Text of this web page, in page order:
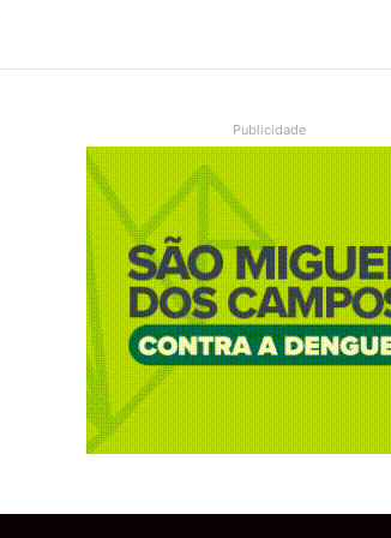
Publicidade